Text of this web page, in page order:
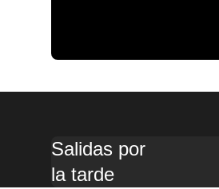
Salidas por
la tarde